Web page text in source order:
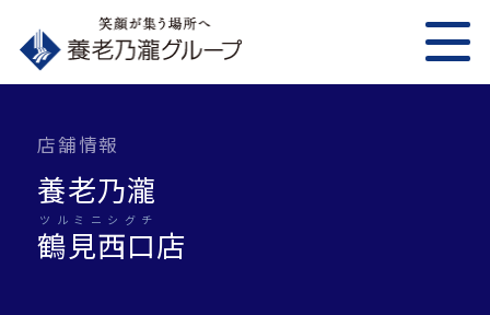
店舗情報
養老乃瀧
鶴見西口
ツルミニシグチ
店